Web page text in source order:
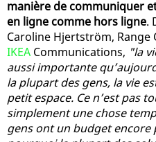
manière de communiquer
en ligne comme hors ligne.
Caroline Hjertström,
IKEA Communications, "la
aussi importante
la plupart des gens, la vie
petit espace. Ce n’est pas
simplement une chose
gens ont un budget encore